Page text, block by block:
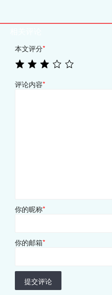
本文评分*
评论内容*
你的昵称*
你的邮箱*
提交评论